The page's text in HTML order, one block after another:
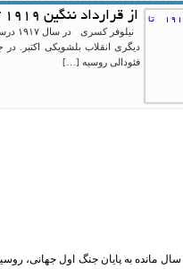
از قرارداد ننگین ۱۹۱۹ تا کودتای ۱۲۹۹
دیگری انقلاب بلشویکی اکتبر.
فئودالی روسیه […]
درست یک سال مانده به پایان جنگ اول